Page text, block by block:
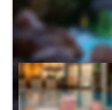
Saunalandschaft
Wellness & Kosmetik
Naturmoor